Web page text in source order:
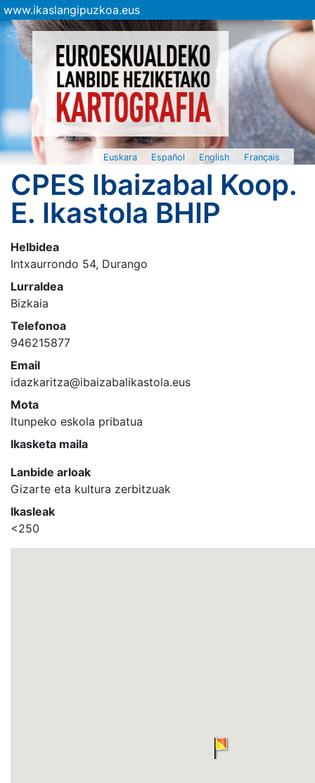
www.ikaslangipuzkoa.eus
Euskara Español English Français
CPES Ibaizabal Koop.
E. Ikastola BHIP
Helbidea
Intxaurrondo 54, Durango
Lurraldea
Bizkaia
Telefonoa
946215877
Email
idazkaritza@ibaizabalikastola.eus
Mota
Itunpeko eskola pribatua
Ikasketa maila
Lanbide arloak
Gizarte eta kultura zerbitzuak
Ikasleak
<250